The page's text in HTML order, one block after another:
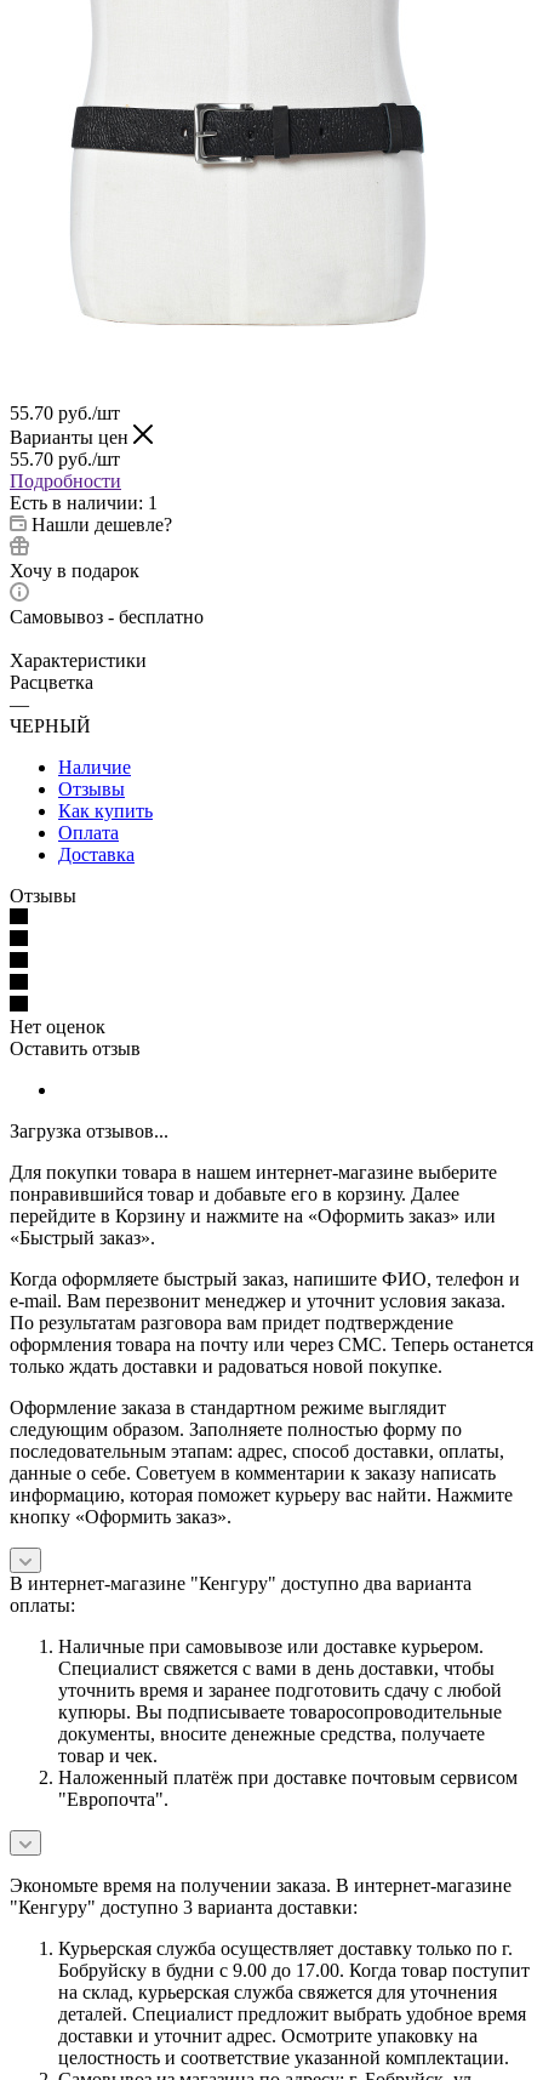
55.70 руб./шт
Варианты цен
55.70 руб./шт
Подробности
Есть в наличии: 1
Нашли дешевле?
Хочу в подарок
Самовывоз - бесплатно
Характеристики
Расцветка
—
ЧЕРНЫЙ
Наличие
Отзывы
Как купить
Оплата
Доставка
Отзывы
Нет оценок
Оставить отзыв
Загрузка отзывов...
Для покупки товара в нашем интернет-магазине выберите
понравившийся товар и добавьте его в корзину. Далее
перейдите в Корзину и нажмите на «Оформить заказ» или
«Быстрый заказ».
Когда оформляете быстрый заказ, напишите ФИО, телефон и
e-mail. Вам перезвонит менеджер и уточнит условия заказа.
По результатам разговора вам придет подтверждение
оформления товара на почту или через СМС. Теперь останется
только ждать доставки и радоваться новой покупке.
Оформление заказа в стандартном режиме выглядит
следующим образом. Заполняете полностью форму по
последовательным этапам: адрес, способ доставки, оплаты,
данные о себе. Советуем в комментарии к заказу написать
информацию, которая поможет курьеру вас найти. Нажмите
кнопку «Оформить заказ».
В интернет-магазине "Кенгуру" доступно два варианта
оплаты:
Наличные при самовывозе или доставке курьером.
Специалист свяжется с вами в день доставки, чтобы
уточнить время и заранее подготовить сдачу с любой
купюры. Вы подписываете товаросопроводительные
документы, вносите денежные средства, получаете
товар и чек.
Наложенный платёж при доставке почтовым сервисом
"Европочта".
Экономьте время на получении заказа. В интернет-магазине
"Кенгуру" доступно 3 варианта доставки:
Курьерская служба осуществляет доставку только по г.
Бобруйску в будни с 9.00 до 17.00. Когда товар поступит
на склад, курьерская служба свяжется для уточнения
деталей. Специалист предложит выбрать удобное время
доставки и уточнит адрес. Осмотрите упаковку на
целостность и соответствие указанной комплектации.